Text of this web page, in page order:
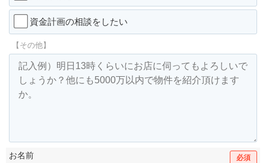
資金計画の相談をしたい
【その他】
お名前 必須